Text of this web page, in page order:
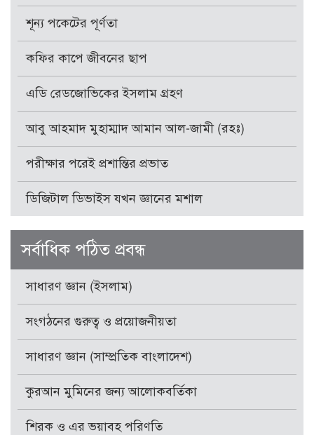
শূন্য পকেটের পূর্ণতা
কফির কাপে জীবনের ছাপ
এডি রেডজোভিকের ইসলাম গ্রহণ
আবু আহমাদ মুহাম্মাদ আমান আল-জামী (রহঃ)
পরীক্ষার পরেই প্রশান্তির প্রভাত
ডিজিটাল ডিভাইস যখন জ্ঞানের মশাল
সর্বাধিক পঠিত প্রবন্ধ
সাধারণ জ্ঞান (ইসলাম)
সংগঠনের গুরুত্ব ও প্রয়োজনীয়তা
সাধারণ জ্ঞান (সাম্প্রতিক বাংলাদেশ)
কুরআন মুমিনের জন্য আলোকবর্তিকা
শিরক ও এর ভয়াবহ পরিণতি